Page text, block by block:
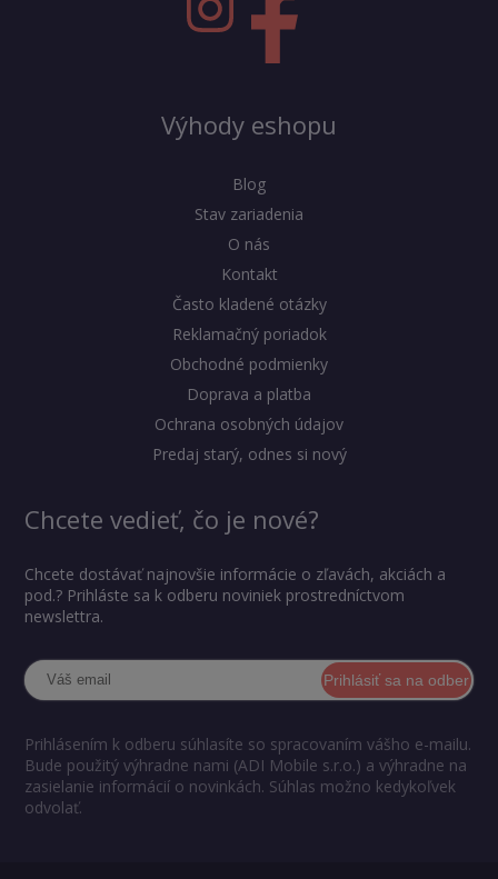
Výhody eshopu
Blog
Stav zariadenia
O nás
Kontakt
Často kladené otázky
Reklamačný poriadok
Obchodné podmienky
Doprava a platba
Ochrana osobných údajov
Predaj starý, odnes si nový
Chcete vedieť, čo je nové?
Chcete dostávať najnovšie informácie o zľavách, akciách a
pod.? Prihláste sa k odberu noviniek prostredníctvom
newslettra.
Prihlásiť sa na odber
Prihlásením k odberu súhlasíte so spracovaním vášho e-mailu.
Bude použitý výhradne nami (ADI Mobile s.r.o.) a výhradne na
zasielanie informácií o novinkách. Súhlas možno kedykoľvek
odvolať.